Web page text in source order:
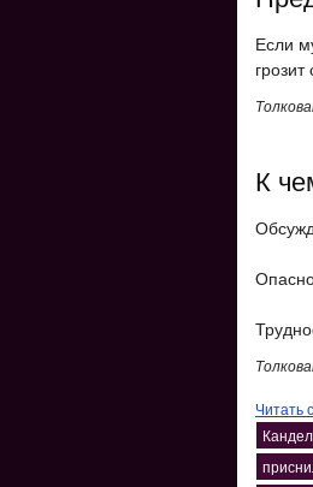
Если
К
Читать